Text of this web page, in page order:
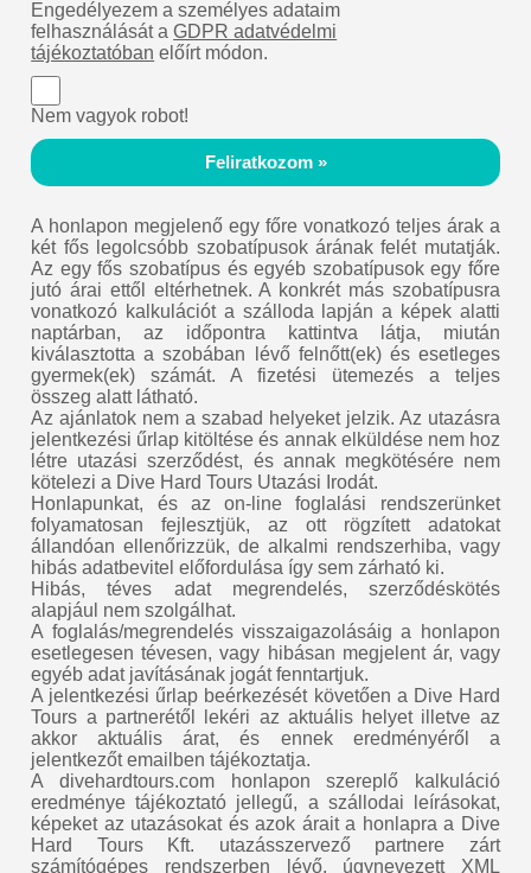
Engedélyezem a személyes adataim
felhasználását aGDPR adatvédelmi
tájékoztatóban előírt módon.
Nem vagyok robot!
Feliratkozom »
A honlapon megjelenő egy főre vonatkozó teljes árak a
két fős legolcsóbb szobatípusok árának felét mutatják.
Az egy fős szobatípus és egyéb szobatípusok egy főre
jutó árai ettől eltérhetnek. A konkrét más szobatípusra
vonatkozó kalkulációt a szálloda lapján a képek alatti
naptárban, az időpontra kattintva látja, miután
kiválasztotta a szobában lévő felnőtt(ek) és esetleges
gyermek(ek) számát. A fizetési ütemezés a teljes
összeg alatt látható.
Az ajánlatok nem a szabad helyeket jelzik. Az utazásra
jelentkezési űrlap kitöltése és annak elküldése nem hoz
létre utazási szerződést, és annak megkötésére nem
kötelezi a Dive Hard Tours Utazási Irodát.
Honlapunkat, és az on-line foglalási rendszerünket
folyamatosan fejlesztjük, az ott rögzített adatokat
állandóan ellenőrizzük, de alkalmi rendszerhiba, vagy
hibás adatbevitel előfordulása így sem zárható ki.
Hibás, téves adat megrendelés, szerződéskötés
alapjául nem szolgálhat.
A foglalás/megrendelés visszaigazolásáig a honlapon
esetlegesen tévesen, vagy hibásan megjelent ár, vagy
egyéb adat javításának jogát fenntartjuk.
A jelentkezési űrlap beérkezését követően a Dive Hard
Tours a partnerétől lekéri az aktuális helyet illetve az
akkor aktuális árat, és ennek eredményéről a
jelentkezőt emailben tájékoztatja.
A divehardtours.com honlapon szereplő kalkuláció
eredménye tájékoztató jellegű, a szállodai leírásokat,
képeket az utazásokat és azok árait a honlapra a Dive
Hard Tours Kft. utazásszervező partnere zárt
számítógépes rendszerben lévő, úgynevezett XML